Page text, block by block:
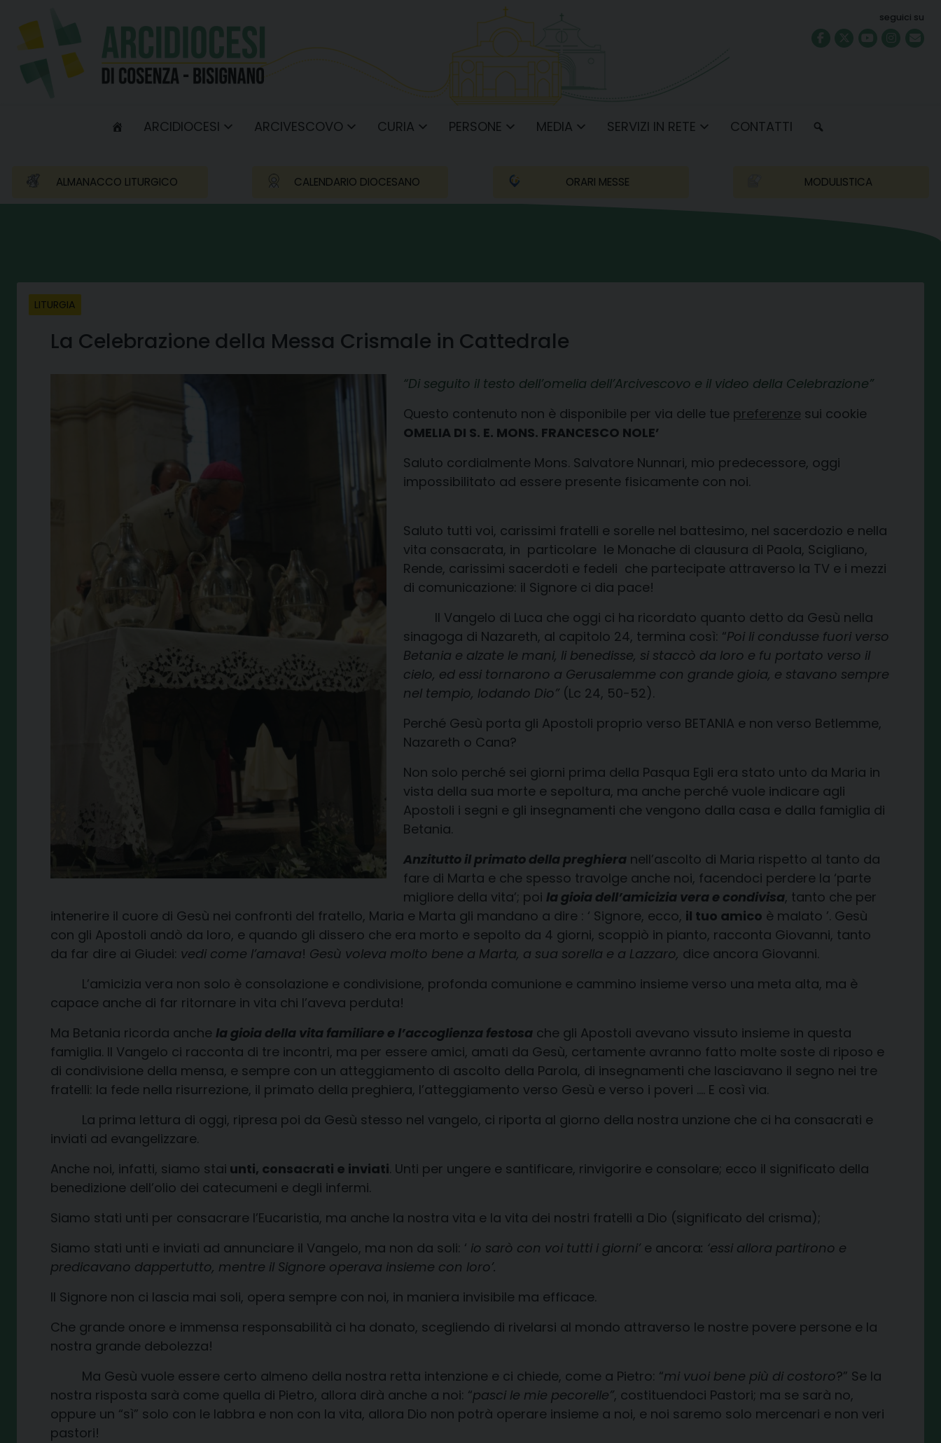
content
seguici su
ARCIDIOCESI ARCIVESCOVO CURIA PERSONE MEDIA SERVIZI IN RETE CONTATTI
ALMANACCO LITURGICO CALENDARIO DIOCESANO ORARI MESSE MODULISTICA
LITURGIA
La Celebrazione della Messa Crismale in Cattedrale
Di seguito il testo dell’omelia dell’Arcivescovo e il video della Celebrazione
Questo contenuto non è disponibile per via delle tue preferenze sui cookie
OMELIA DI S. E. MONS. FRANCESCO NOLE’
Saluto cordialmente Mons. Salvatore Nunnari, mio predecessore, oggi
impossibilitato ad essere presente fisicamente con noi.
Saluto tutti voi, carissimi fratelli e sorelle nel battesimo, nel sacerdozio e nella
vita consacrata, in particolare le Monache di clausura di Paola, Scigliano,
Rende, carissimi sacerdoti e fedeli che partecipate attraverso la TV e i mezzi
di comunicazione: il Signore ci dia pace!
Il Vangelo di Luca che oggi ci ha ricordato quanto detto da Gesù nella
sinagoga di Nazareth, al capitolo 24, termina così: “Poi li condusse fuori verso
Betania e alzate le mani, li benedisse, si staccò da loro e fu portato verso il
cielo, ed essi tornarono a Gerusalemme con grande gioia, e stavano sempre
nel tempio, lodando Dio” (Lc 24, 50-52).
Perché Gesù porta gli Apostoli proprio verso BETANIA e non verso Betlemme,
Nazareth o Cana?
Non solo perché sei giorni prima della Pasqua Egli era stato unto da Maria in
vista della sua morte e sepoltura, ma anche perché vuole indicare agli
Apostoli i segni e gli insegnamenti che vengono dalla casa e dalla famiglia di
Betania.
Anzitutto il primato della preghiera nell’ascolto di Maria rispetto al tanto da
fare di Marta e che spesso travolge anche noi, facendoci perdere la ‘parte
migliore della vita’; poi la gioia dell’amicizia vera e condivisa, tanto che per
intenerire il cuore di Gesù nei confronti del fratello, Maria e Marta gli mandano a dire : ‘ Signore, ecco, il tuo amico è malato ’. Gesù
con gli Apostoli andò da loro, e quando gli dissero che era morto e sepolto da 4 giorni, scoppiò in pianto, racconta Giovanni, tanto
da far dire ai Giudei: vedi come l’amava! Gesù voleva molto bene a Marta, a sua sorella e a Lazzaro, dice ancora Giovanni.
L’amicizia vera non solo è consolazione e condivisione, profonda comunione e cammino insieme verso una meta alta, ma è
capace anche di far ritornare in vita chi l’aveva perduta!
Ma Betania ricorda anche la gioia della vita familiare e l’accoglienza festosa che gli Apostoli avevano vissuto insieme in questa
famiglia. Il Vangelo ci racconta di tre incontri, ma per essere amici, amati da Gesù, certamente avranno fatto molte soste di riposo e
di condivisione della mensa, e sempre con un atteggiamento di ascolto della Parola, di insegnamenti che lasciavano il segno nei tre
fratelli: la fede nella risurrezione, il primato della preghiera, l’atteggiamento verso Gesù e verso i poveri …. E così via.
La prima lettura di oggi, ripresa poi da Gesù stesso nel vangelo, ci riporta al giorno della nostra unzione che ci ha consacrati e
inviati ad evangelizzare.
Anche noi, infatti, siamo stai unti, consacrati e inviati. Unti per ungere e santificare, rinvigorire e consolare; ecco il significato della
benedizione dell’olio dei catecumeni e degli infermi.
Siamo stati unti per consacrare l’Eucaristia, ma anche la nostra vita e la vita dei nostri fratelli a Dio (significato del crisma);
Siamo stati unti e inviati ad annunciare il Vangelo, ma non da soli: ‘ io sarò con voi tutti i giorni’ e ancora: ‘essi allora partirono e
predicavano dappertutto, mentre il Signore operava insieme con loro’.
Il Signore non ci lascia mai soli, opera sempre con noi, in maniera invisibile ma efficace.
Che grande onore e immensa responsabilità ci ha donato, scegliendo di rivelarsi al mondo attraverso le nostre povere persone e la
nostra grande debolezza!
Ma Gesù vuole essere certo almeno della nostra retta intenzione e ci chiede, come a Pietro: “mi vuoi bene più di costoro?” Se la
nostra risposta sarà come quella di Pietro, allora dirà anche a noi: “pasci le mie pecorelle”, costituendoci Pastori; ma se sarà no,
oppure un “sì” solo con le labbra e non con la vita, allora Dio non potrà operare insieme a noi, e noi saremo solo mercenari e non veri
pastori!